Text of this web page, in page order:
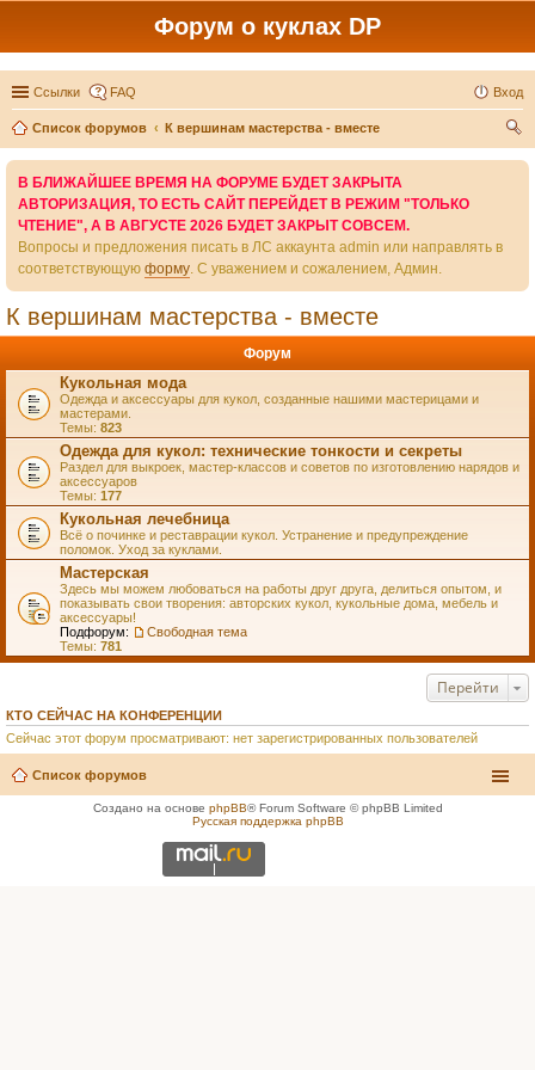
Форум о куклах DP
Ссылки FAQ Вход
Список форумов
К вершинам мастерства - вместе
В БЛИЖАЙШЕЕ ВРЕМЯ НА ФОРУМЕ БУДЕТ ЗАКРЫТА
АВТОРИЗАЦИЯ, ТО ЕСТЬ САЙТ ПЕРЕЙДЕТ В РЕЖИМ "ТОЛЬКО
ЧТЕНИЕ", А В АВГУСТЕ 2026 БУДЕТ ЗАКРЫТ СОВСЕМ.
Вопросы и предложения писать в ЛС аккаунта admin или направлять в
соответствующую форму. С уважением и сожалением, Админ.
К вершинам мастерства - вместе
Форум
Кукольная мода
Одежда и аксессуары для кукол, созданные нашими мастерицами и
мастерами.
Темы: 823
Одежда для кукол: технические тонкости и секреты
Раздел для выкроек, мастер-классов и советов по изготовлению нарядов и
аксессуаров
Темы: 177
Кукольная лечебница
Всё о починке и реставрации кукол. Устранение и предупреждение
поломок. Уход за куклами.
Мастерская
Здесь мы можем любоваться на работы друг друга, делиться опытом, и
показывать свои творения: авторских кукол, кукольные дома, мебель и
аксессуары!
Подфорум:
Свободная тема
Темы: 781
Перейти
КТО СЕЙЧАС НА КОНФЕРЕНЦИИ
Сейчас этот форум просматривают: нет зарегистрированных пользователей
Список форумов
Создано на основе phpBB® Forum Software © phpBB Limited
Русская поддержка phpBB